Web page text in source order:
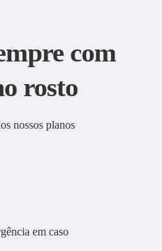
com
rosto
nossos planos
em caso